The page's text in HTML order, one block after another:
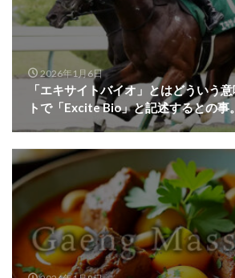
2026年1月6日
「エキサイトバイオ」とはどういう
トで「Excite Bio」と記述するとの事。